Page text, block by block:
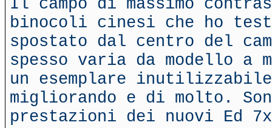
Il campo di massimo
binocoli cinesi che ho
spostato dal centro del
spesso varia da modello a
un esemplare
migliorando e di molto.
prestazioni dei nuovi Ed